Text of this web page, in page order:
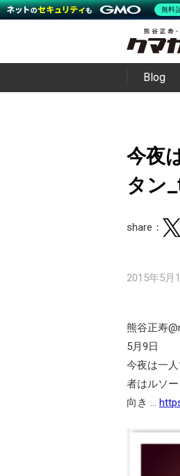
Blog
今夜
タン
share：
2015年5月
熊谷正寿
5月9日
今夜は一
者はルソ
向き …
無料